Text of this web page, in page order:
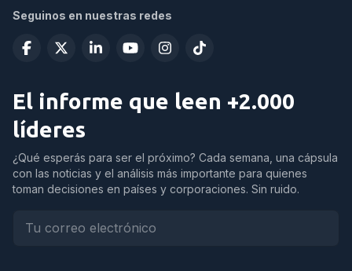
Seguinos en nuestras redes
El informe que leen +2.000
líderes
¿Qué esperás para ser el próximo? Cada semana, una cápsula
con las noticias y el análisis más importante para quienes
toman decisiones en países y corporaciones. Sin ruido.